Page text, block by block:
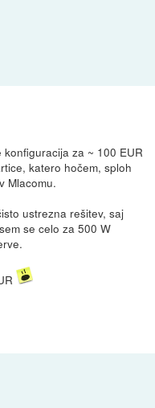
za ~ 100 EUR
katero hočem, sploh
Mlacomu.
ustrezna rešitev, saj
se celo za 500 W